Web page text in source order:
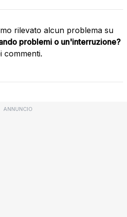
rilevato alcun problema su
problemi o un'interruzione?
commenti.
ANNUNCIO